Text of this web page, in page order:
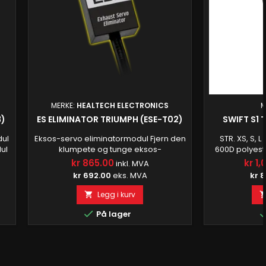
MERKE: HEALTECH ELECTRONICS
ES ELIMINATOR TRIUMPH (ESE-T02)
Eksos-servo eliminatormodul Fjern den
klumpete og tunge eksos-
servomotoren når du bytter ut
endeboksen eller hele eksosanlegget.
I tillegg fjerner den FI-lampen som lyser
når du kobler fra servomotoren. Få
jobben gjort riktig ved hjelp av den lille,
men kraftige ESE-en! Fantastisk
teknologi Innebygd mikroprosessor
kr 865.00 inkl. MVA
kr 692.00 eks. MVA
 Legg i kurv
 På lager
SWIFT S1
STR. XS, S, L
600D
taftfôr
kr
kr